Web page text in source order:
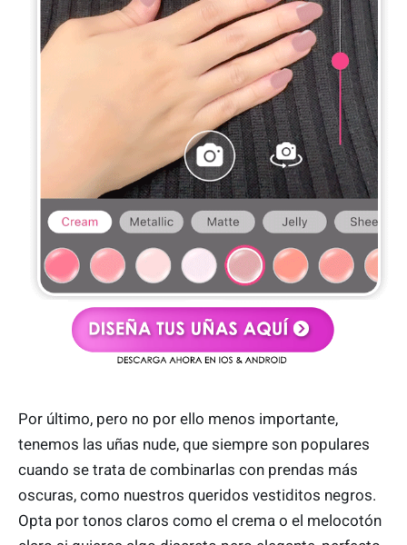
Por último, pero no por ello menos importante,
tenemos las uñas nude, que siempre son populares
cuando se trata de combinarlas con prendas más
oscuras, como nuestros queridos vestiditos negros.
Opta por tonos claros como el crema o el melocotón